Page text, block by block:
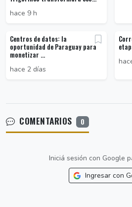
hace 9 h
Centros de datos: la
oportunidad de Paraguay para
monetizar ...
hace 2 días
COMENTARIOS 0
Iniciá sesión con Google
Ingresar con